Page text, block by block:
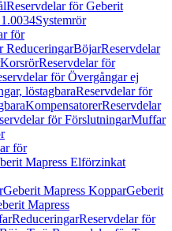
Reservdelar för Geberit
Systemrör
för
ReduceringarBöjarReservdelar
KorsrörReservdelar för
för Övergångar ej
löstagbaraReservdelar för
KompensatorerReservdelar
för FörslutningarMuffar
för
Mapress Elförzinkat
Geberit Mapress KopparGeberit
Mapress
ReduceringarReservdelar för